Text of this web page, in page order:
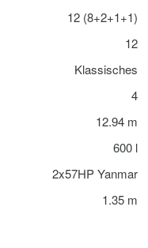
12 (8+2+1+1)
12
Klassisches
4
12.94 m
600 l
2x57HP Yanmar
1.35 m